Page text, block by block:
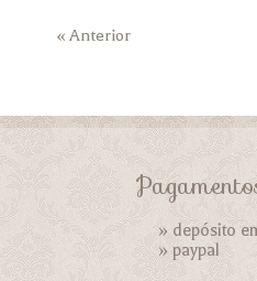
« Anterior
» depósito
»paypal